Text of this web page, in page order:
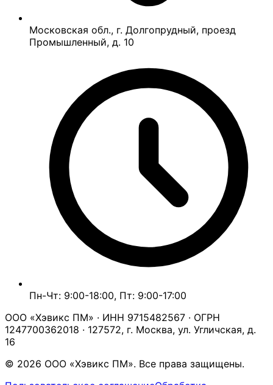
Московская обл., г. Долгопрудный, проезд
Промышленный, д. 10
Пн-Чт: 9:00-18:00, Пт: 9:00-17:00
ООО «Хэвикс ПМ» · ИНН 9715482567 · ОГРН
1247700362018 · 127572, г. Москва, ул. Угличская, д.
16
© 2026 ООО «Хэвикс ПМ». Все права защищены.